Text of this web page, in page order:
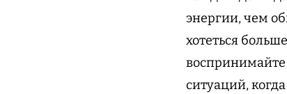
энергии, чем
хотеться
ситуаций,